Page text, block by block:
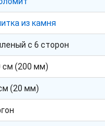
из камня
с 6 сторон
см (200 мм)
(20 мм)